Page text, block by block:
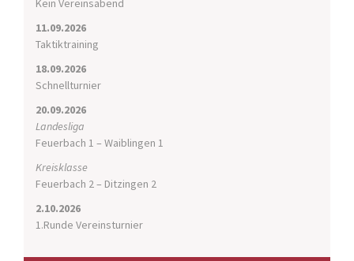
Kein Vereinsabend
11.09.2026
Taktiktraining
18.09.2026
Schnellturnier
20.09.2026
Landesliga
Feuerbach 1 – Waiblingen 1
Kreisklasse
Feuerbach 2 – Ditzingen 2
2.10.2026
1.Runde Vereinsturnier